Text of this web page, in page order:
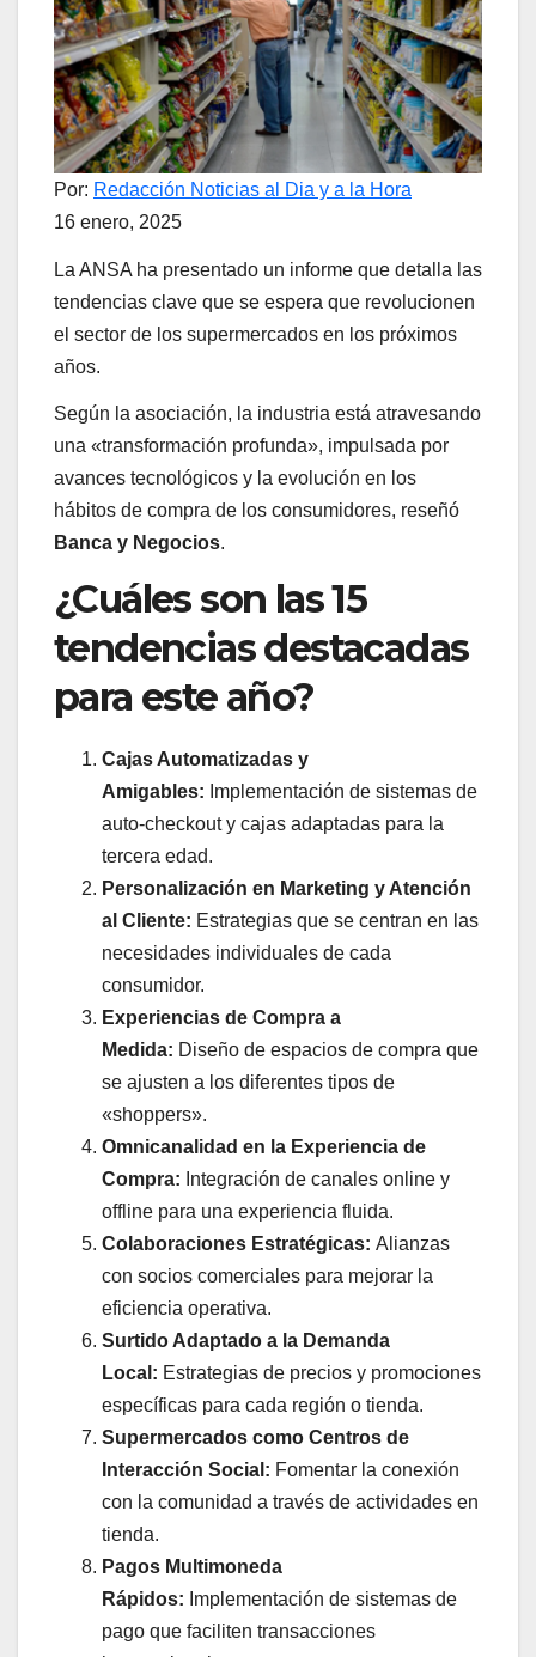
Por: Redacción Noticias al Dia y a la Hora
16 enero, 2025
La ANSA ha presentado un informe que detalla las
tendencias clave que se espera que revolucionen
el sector de los supermercados en los próximos
años.
Según la asociación, la industria está atravesando
una «transformación profunda», impulsada por
avances tecnológicos y la evolución en los
hábitos de compra de los consumidores, reseñó
Banca y Negocios.
¿Cuáles son las 15
tendencias destacadas
para este año?
Cajas Automatizadas y
Amigables: Implementación de sistemas de
auto-checkout y cajas adaptadas para la
tercera edad.
Personalización en Marketing y Atención
al Cliente: Estrategias que se centran en las
necesidades individuales de cada
consumidor.
Experiencias de Compra a
Medida: Diseño de espacios de compra que
se ajusten a los diferentes tipos de
«shoppers».
Omnicanalidad en la Experiencia de
Compra: Integración de canales online y
offline para una experiencia fluida.
Colaboraciones Estratégicas: Alianzas
con socios comerciales para mejorar la
eficiencia operativa.
Surtido Adaptado a la Demanda
Local: Estrategias de precios y promociones
específicas para cada región o tienda.
Supermercados como Centros de
Interacción Social: Fomentar la conexión
con la comunidad a través de actividades en
tienda.
Pagos Multimoneda
Rápidos: Implementación de sistemas de
pago que faciliten transacciones